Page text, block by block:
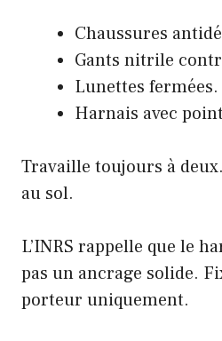
Chaussures
Gants nitrile
Lunettes fermées.
Harnais avec
Travaille toujours à
au sol.
L’INRS rappelle que le
pas un ancrage solide.
porteur uniquement.